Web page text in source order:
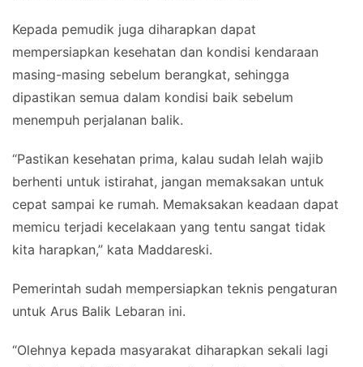
Kepada pemudik juga diharapkan dapat
mempersiapkan kesehatan dan kondisi kendaraan
masing-masing sebelum berangkat, sehingga
dipastikan semua dalam kondisi baik sebelum
menempuh perjalanan balik.
“Pastikan kesehatan prima, kalau sudah lelah wajib
berhenti untuk istirahat, jangan memaksakan untuk
cepat sampai ke rumah. Memaksakan keadaan dapat
memicu terjadi kecelakaan yang tentu sangat tidak
kita harapkan,” kata Maddareski.
Pemerintah sudah mempersiapkan teknis pengaturan
untuk Arus Balik Lebaran ini.
“Olehnya kepada masyarakat diharapkan sekali lagi